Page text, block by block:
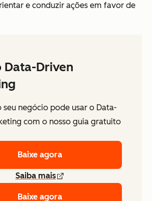
e conduzir ações em favor de
Data-Driven
seu negócio pode usar o Data-
com o nosso guia gratuito
Baixe agora
Saiba mais
Baixe agora